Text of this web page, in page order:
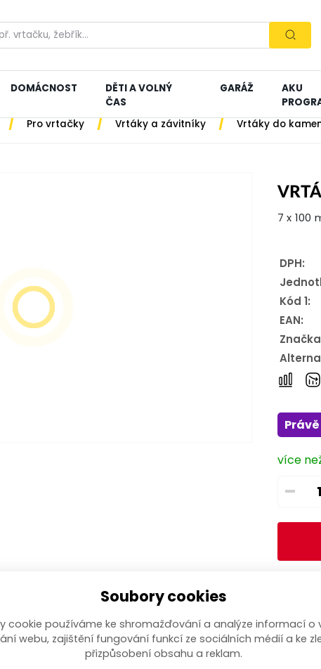
DOMÁCNOST
DĚTI A VOLNÝ
ČAS
GARÁŽ
AKU
/ Pro vrtačky / Vrtáky a závitníky / Vrtáky do
7 x 100
DPH:
Kód 1:
EAN:
více
–
Soubory cookies
cookie používáme ke shromažďování a analýze informací o
webu, zajištění fungování funkcí ze sociálních médií a ke
přizpůsobení obsahu a reklam.